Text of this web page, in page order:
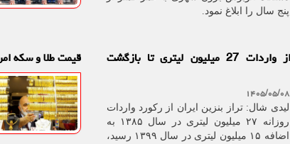
پنج سال را ابلاغ نمود.
اختصاصی خبرآنلاین از واردات 27 میلیون لیتری تا بازگشت
۱۴۰۵/۰۵/۰۸
لیدی شال: تراز بنزین ایران از رکورد واردات
روزانه ۲۷ میلیون لیتری در سال ۱۳۸۵ به
اضافه ۱۵ میلیون لیتری در سال ۱۳۹۹ رسید،
قیمت طلا و سکه امروز 7